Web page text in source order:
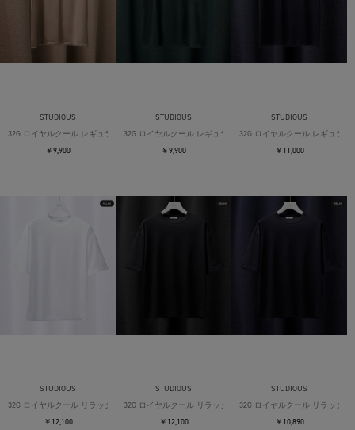
STUDIOUS
32G ロイヤルクール レギュラーTシャツ
￥9,900
STUDIOUS
32G ロイヤルクール レギュラーTシャツ
￥9,900
STUDIOUS
32G ロイヤルクール レギュラー
￥11,000
STUDIOUS
32G ロイヤルクール リラックスTシャツ
￥12,100
STUDIOUS
32G ロイヤルクール リラックスTシャツ
￥12,100
STUDIOUS
32G ロイヤルクール リラックス
￥10,890